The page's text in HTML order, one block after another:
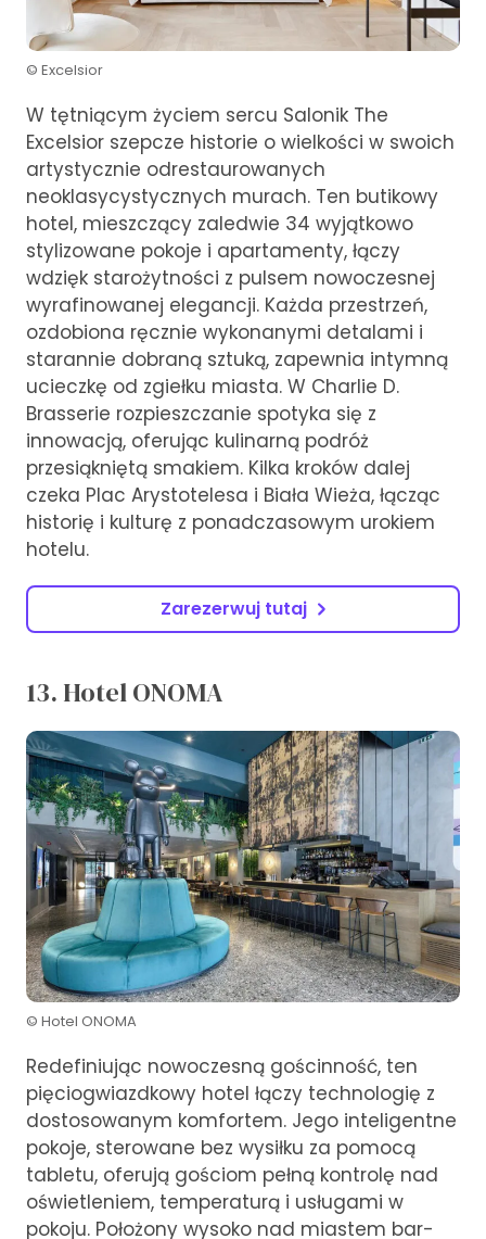
© Excelsior
W tętniącym życiem sercu Salonik The
Excelsior szepcze historie o wielkości w swoich
artystycznie odrestaurowanych
neoklasycystycznych murach. Ten butikowy
hotel, mieszczący zaledwie 34 wyjątkowo
stylizowane pokoje i apartamenty, łączy
wdzięk starożytności z pulsem nowoczesnej
wyrafinowanej elegancji. Każda przestrzeń,
ozdobiona ręcznie wykonanymi detalami i
starannie dobraną sztuką, zapewnia intymną
ucieczkę od zgiełku miasta. W Charlie D.
Brasserie rozpieszczanie spotyka się z
innowacją, oferując kulinarną podróż
przesiąkniętą smakiem. Kilka kroków dalej
czeka Plac Arystotelesa i Biała Wieża, łącząc
historię i kulturę z ponadczasowym urokiem
hotelu.
Zarezerwuj tutaj
13. Hotel ONOMA
© Hotel ONOMA
Redefiniując nowoczesną gościnność, ten
pięciogwiazdkowy hotel łączy technologię z
dostosowanym komfortem. Jego inteligentne
pokoje, sterowane bez wysiłku za pomocą
tabletu, oferują gościom pełną kontrolę nad
oświetleniem, temperaturą i usługami w
pokoju. Położony wysoko nad miastem bar-